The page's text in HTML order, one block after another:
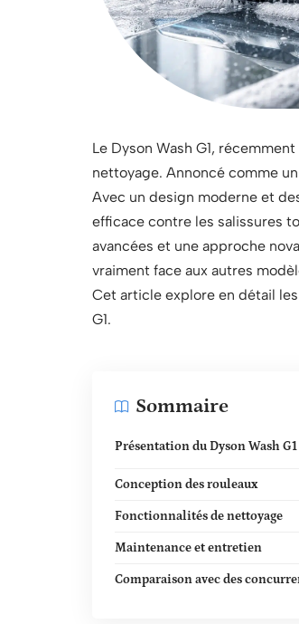
Le Dyson Wash G1,
nettoyage. Annoncé comme
Avec un design moderne et
efficace contre les salissures
avancées et une approche
vraiment face aux autres
Cet article explore en détail
G1.
Sommaire
Présentation du Dyson Wash G1
Conception des rouleaux
Fonctionnalités de nettoyage
Maintenance et entretien
Comparaison avec des